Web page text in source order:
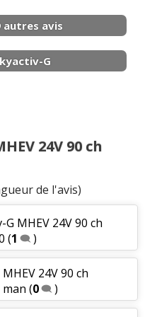
ch BVM, 90000 km,
90 ch, boite manuelle 5
ch Sélection boite
ch Mazda 2 1.5i 16V
24V 90 ch Mazda
autres avis
G
24V 90 ch
de l'avis)
G MHEV 24V 90 ch
(1 )
24V 90 ch
(0 )